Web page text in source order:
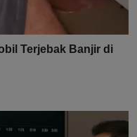
Terjebak Banjir di